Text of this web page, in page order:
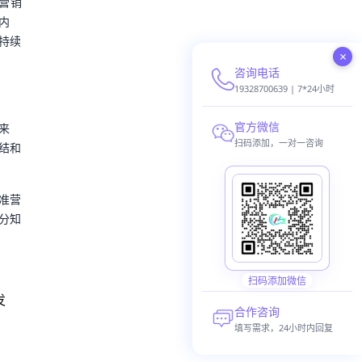
续
和
营
知
×
咨询电话
19328700639 | 7*24小时
官方微信
扫码添加，一对一咨询
扫码添加微信
合作咨询
填写需求，24小时内回复